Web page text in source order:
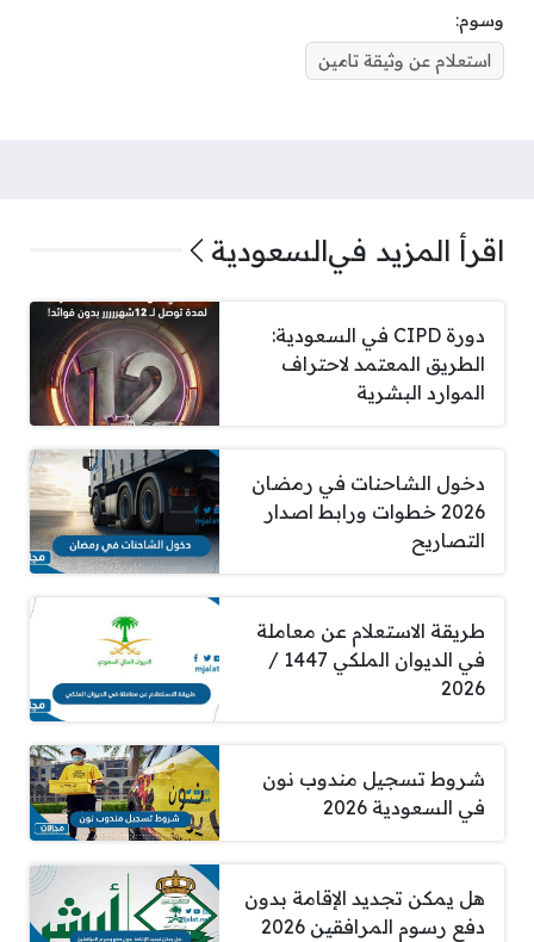
وسوم:
استعلام عن وثيقة تامين
اقرأ المزيد فيالسعودية
دورة CIPD في السعودية:
الطريق المعتمد لاحتراف
الموارد البشرية
دخول الشاحنات في رمضان
2026 خطوات ورابط اصدار
التصاريح
طريقة الاستعلام عن معاملة
في الديوان الملكي 1447 /
2026
شروط تسجيل مندوب نون
في السعودية 2026
هل يمكن تجديد الإقامة بدون
دفع رسوم المرافقين 2026